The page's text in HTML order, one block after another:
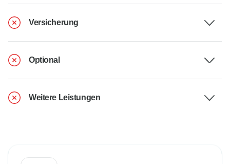
Versicherung
Optional
Weitere Leistungen